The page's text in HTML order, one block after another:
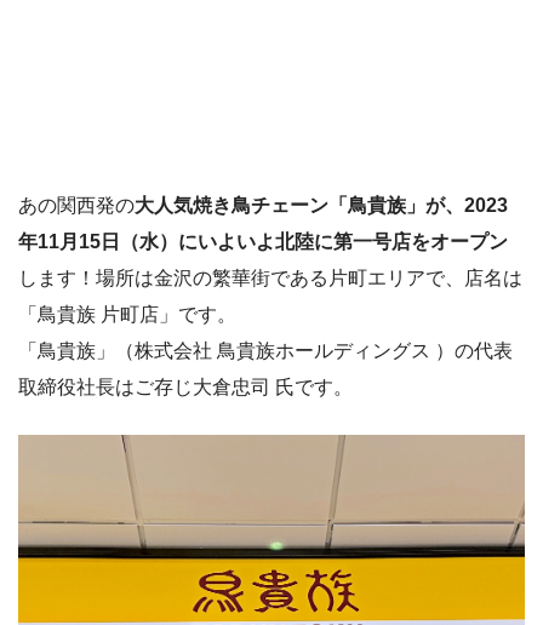
あの関西発の大人気焼き鳥チェーン「鳥貴族」が、2023
年11月15日（水）にいよいよ北陸に第一号店をオープン
します！場所は金沢の繁華街である片町エリアで、店名は
「鳥貴族 片町店」です。
「鳥貴族」（株式会社 鳥貴族ホールディングス ）の代表
取締役社長はご存じ大倉忠司 氏です。